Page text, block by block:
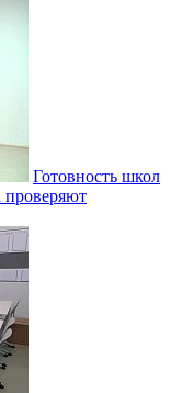
Готовность школ
проверяют